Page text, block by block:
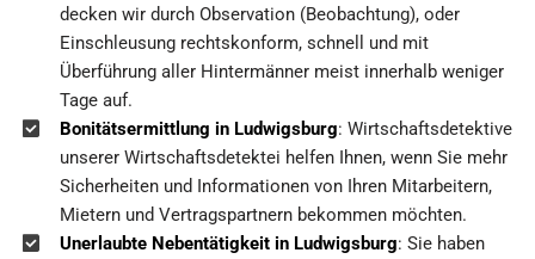
decken wir durch Observation (Beobachtung), oder
Einschleusung rechtskonform, schnell und mit
Überführung aller Hintermänner meist innerhalb weniger
Tage auf.
Bonitätsermittlung in Ludwigsburg: Wirtschaftsdetektive
unserer Wirtschaftsdetektei helfen Ihnen, wenn Sie mehr
Sicherheiten und Informationen von Ihren Mitarbeitern,
Mietern und Vertragspartnern bekommen möchten.
Unerlaubte Nebentätigkeit in Ludwigsburg: Sie haben